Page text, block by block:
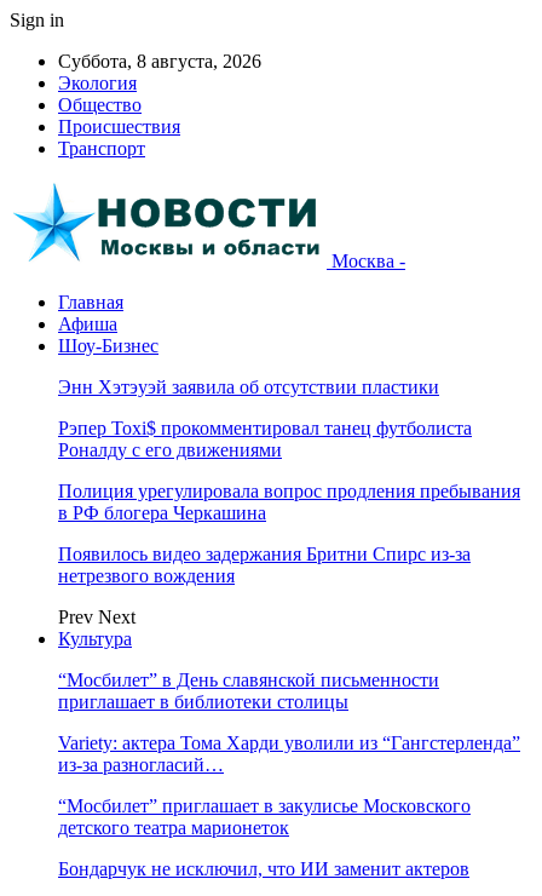
Sign in
Суббота, 8 августа, 2026
Экология
Общество
Происшествия
Транспорт
Москва -
Главная
Афиша
Шоу-Бизнес
Энн Хэтэуэй заявила об отсутствии пластики
Рэпер Toxi$ прокомментировал танец футболиста
Роналду с его движениями
Полиция урегулировала вопрос продления пребывания
в РФ блогера Черкашина
Появилось видео задержания Бритни Спирс из-за
нетрезвого вождения
Prev Next
Культура
“Мосбилет” в День славянской письменности
приглашает в библиотеки столицы
Variety: актера Тома Харди уволили из “Гангстерленда”
из-за разногласий…
“Мосбилет” приглашает в закулисье Московского
детского театра марионеток
Бондарчук не исключил, что ИИ заменит актеров